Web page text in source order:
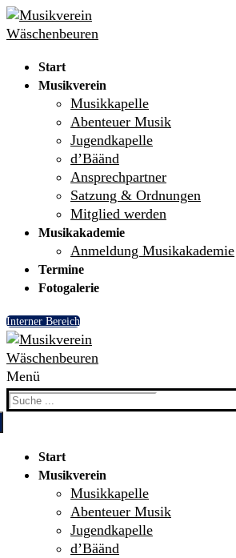
Skip
to
Menu
Close
Start
Musikverein
Musikkapelle
Abenteuer Musik
Jugendkapelle
d’Bäänd
Ansprechpartner
Satzung & Ordnungen
Mitglied werden
Musikakademie
Anmeldung Musikakademie
Termine
Fotogalerie
Interner Bereich
Menü
Search
Start
Musikverein
Musikkapelle
Abenteuer Musik
Jugendkapelle
d’Bäänd